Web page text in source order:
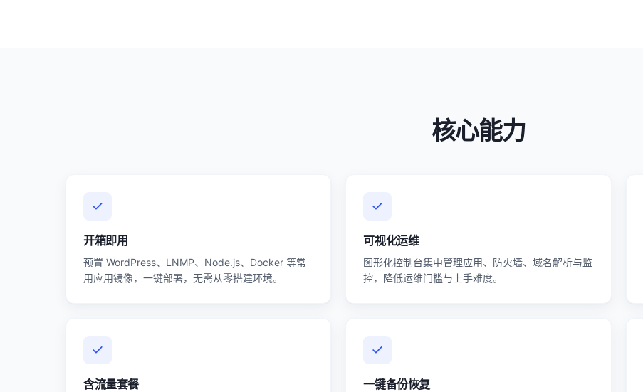
核心能力
开箱即用
预置 WordPress、LNMP、Node.js、Docker 等常
用应用镜像，一键部署，无需从零搭建环境。
可视化运维
图形化控制台集中管理应用、防火墙、域名解析与监
控，降低运维门槛与上手难度。
含流量套餐 一键备份恢复